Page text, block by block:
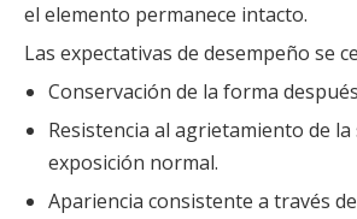
el elemento permanece intacto.
Las expectativas de desempeño se
Conservación de la forma
Resistencia al agrietamiento de
exposición normal.
Apariencia consistente a través